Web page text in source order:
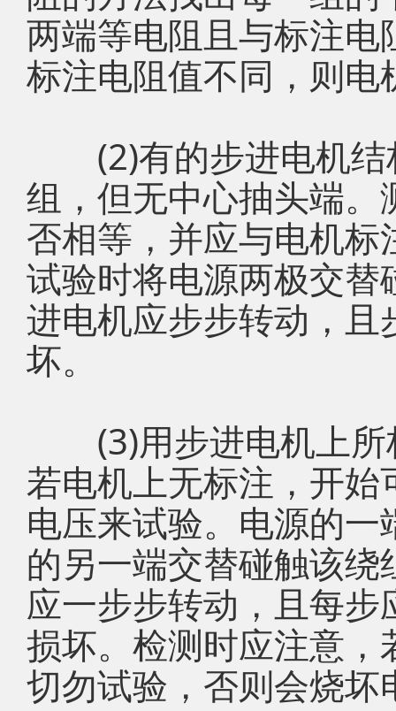
两端等电阻且与标注
标注电阻值不同，则电
(2)有的步进电机结
组，但无中心抽头端
否相等，并应与电机
试验时将电源两极交
进电机应步步转动，
坏。
(3)用步进电机上所
若电机上无标注，开
电压来试验。电源的
的另一端交替碰触该
应一步步转动，且每
损坏。检测时应注意
切勿试验，否则会烧坏